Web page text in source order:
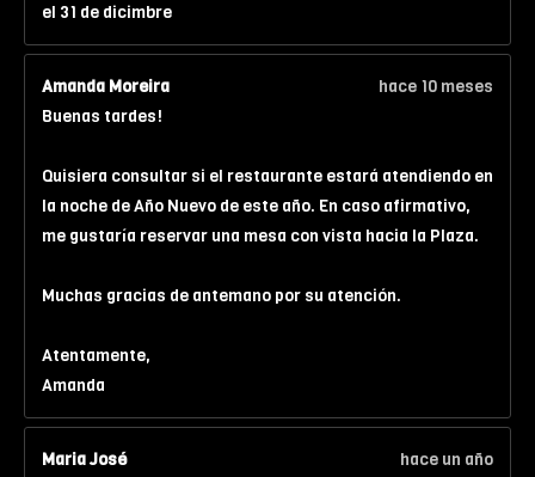
el 31 de dicimbre
Amanda Moreira
hace 10 meses
Buenas tardes!
Quisiera consultar si el restaurante estará atendiendo en
la noche de Año Nuevo de este año. En caso afirmativo,
me gustaría reservar una mesa con vista hacia la Plaza.
Muchas gracias de antemano por su atención.
Atentamente,
Amanda
Maria José
hace un año